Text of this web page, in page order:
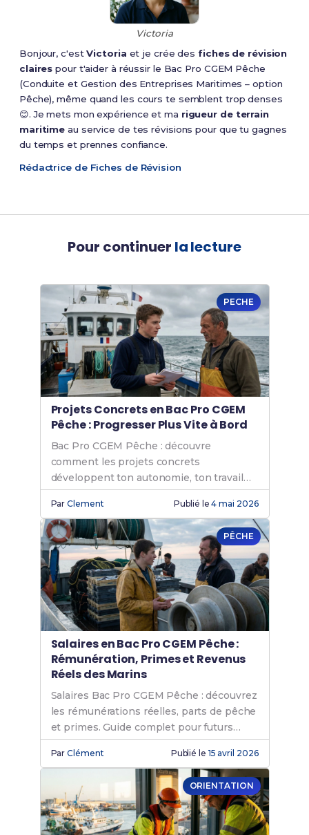
Victoria
Bonjour, c'estVictoria et je crée desfiches de révision
claires pour t'aider à réussir le Bac Pro CGEM Pêche
(Conduite et Gestion des Entreprises Maritimes – option
Pêche), même quand les cours te semblent trop denses
😊. Je mets mon expérience et ma rigueur de terrain
maritime au service de tes révisions pour que tu gagnes
du temps et prennes confiance.
Rédactrice de Fiches de Révision
Pour continuer la lecture
PECHE
Projets Concrets en Bac Pro CGEM
Pêche : Progresser Plus Vite à Bord
Bac Pro CGEM Pêche : découvre
comment les projets concrets
développent ton autonomie, ton travail
d'équipe et tes responsabilités en pêche
maritime.
ParClement Publié le4 mai 2026
PÊCHE
Salaires en Bac Pro CGEM Pêche :
Rémunération, Primes et Revenus
Réels des Marins
Salaires Bac Pro CGEM Pêche : découvrez
les rémunérations réelles, parts de pêche
et primes. Guide complet pour futurs
diplômés.
ParClément Publié le 15 avril 2026
ORIENTATION